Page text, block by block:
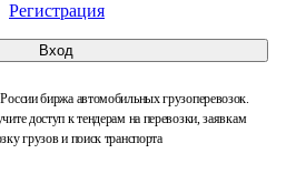
Регистрация
Вход
биржа автомобильных грузоперевозок.
доступ к тендерам на перевозки, заявкам
грузов и поиск транспорта